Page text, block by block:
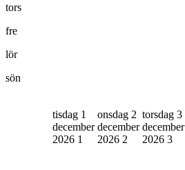
tors
fre
lör
sön
tisdag 1
december
2026 1
onsdag 2
december
2026 2
torsdag 3
december
2026 3